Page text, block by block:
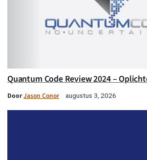
Quantum Code Review 2024 –
DoorJason Conor augustus 3, 2026